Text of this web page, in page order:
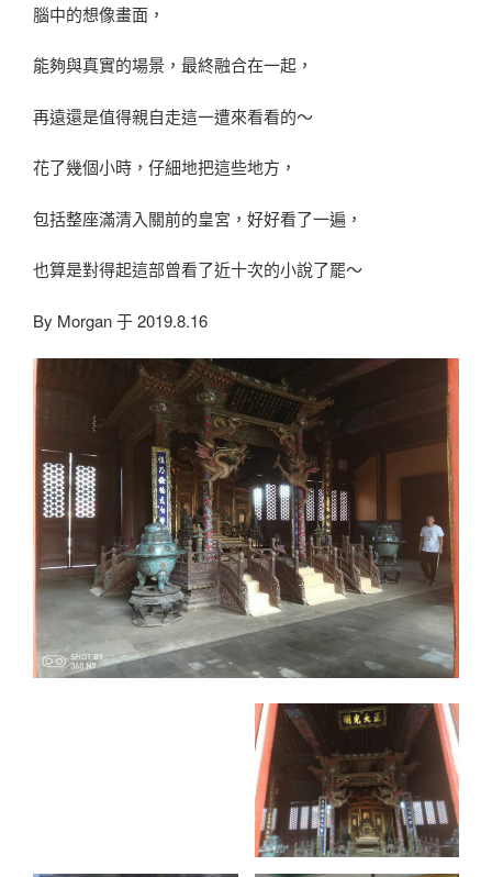
腦中的想像畫面，
能夠與真實的場景，最終融合在一起，
再遠還是值得親自走這一遭來看看的～
花了幾個小時，仔細地把這些地方，
包括整座滿清入關前的皇宮，好好看了一遍，
也算是對得起這部曾看了近十次的小說了罷～
By Morgan 于 2019.8.16